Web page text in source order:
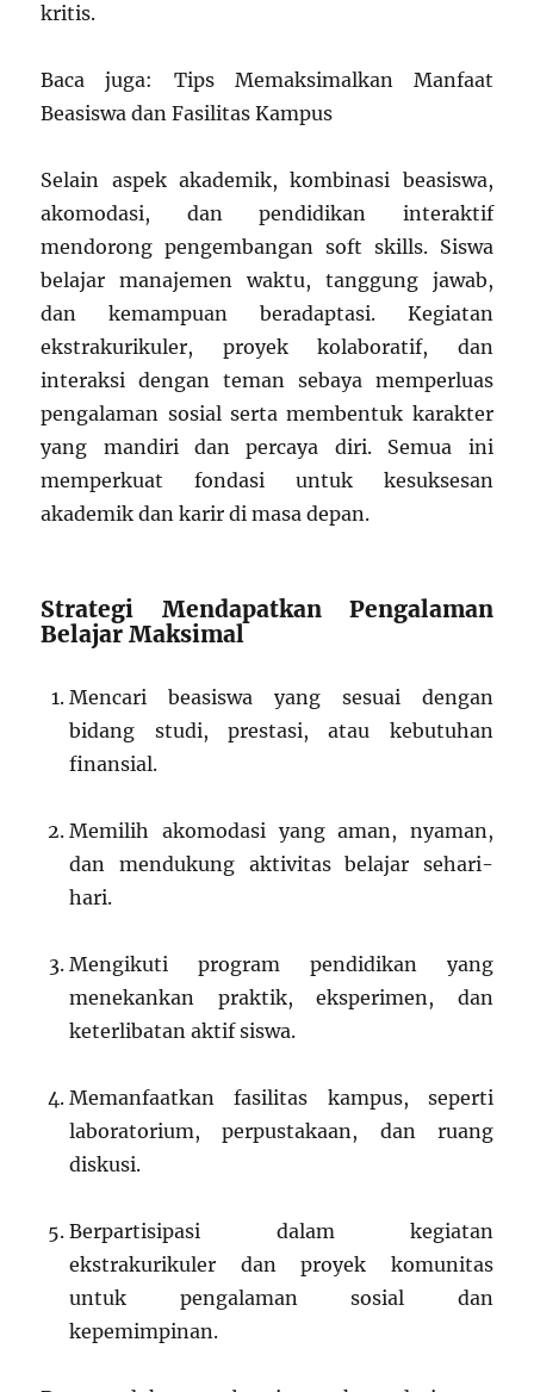
kritis.
Baca juga: Tips Memaksimalkan Manfaat
Beasiswa dan Fasilitas Kampus
Selain aspek akademik, kombinasi beasiswa,
akomodasi, dan pendidikan interaktif
mendorong pengembangan soft skills. Siswa
belajar manajemen waktu, tanggung jawab,
dan kemampuan beradaptasi. Kegiatan
ekstrakurikuler, proyek kolaboratif, dan
interaksi dengan teman sebaya memperluas
pengalaman sosial serta membentuk karakter
yang mandiri dan percaya diri. Semua ini
memperkuat fondasi untuk kesuksesan
akademik dan karir di masa depan.
Strategi Mendapatkan Pengalaman
Belajar Maksimal
Mencari beasiswa yang sesuai dengan
bidang studi, prestasi, atau kebutuhan
finansial.
Memilih akomodasi yang aman, nyaman,
dan mendukung aktivitas belajar sehari-
hari.
Mengikuti program pendidikan yang
menekankan praktik, eksperimen, dan
keterlibatan aktif siswa.
Memanfaatkan fasilitas kampus, seperti
laboratorium, perpustakaan, dan ruang
diskusi.
Berpartisipasi dalam kegiatan
ekstrakurikuler dan proyek komunitas
untuk pengalaman sosial dan
kepemimpinan.